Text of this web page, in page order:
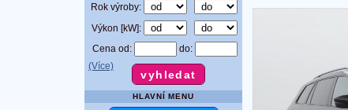
Rok výroby:
Výkon [kW]:
Cena od:
do:
(Více)
HLAVNÍ MENU